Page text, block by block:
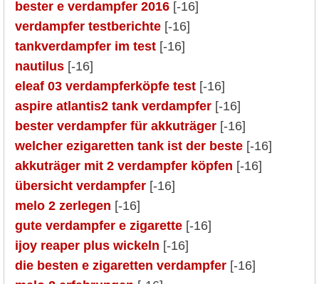
bester e verdampfer 2016 [-16]
verdampfer testberichte [-16]
tankverdampfer im test [-16]
nautilus [-16]
eleaf 03 verdampferköpfe test [-16]
aspire atlantis2 tank verdampfer [-16]
bester verdampfer für akkuträger [-16]
welcher ezigaretten tank ist der beste [-16]
akkuträger mit 2 verdampfer köpfen [-16]
übersicht verdampfer [-16]
melo 2 zerlegen [-16]
gute verdampfer e zigarette [-16]
ijoy reaper plus wickeln [-16]
die besten e zigaretten verdampfer [-16]